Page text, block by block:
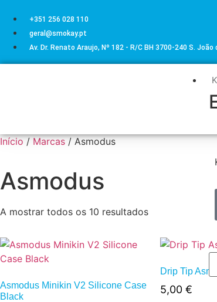
+351 256 028 110
geral@smokay.pt
Av. Dr. Renato Araujo, Nº 182 - R/C BH 3700-240 S. João
Início/Marcas/ Asmodus
Asmodus
A mostrar todos os 10 resultados
Asmodus Minikin V2 Silicone Case
Black
Drip Tip
5,00 €